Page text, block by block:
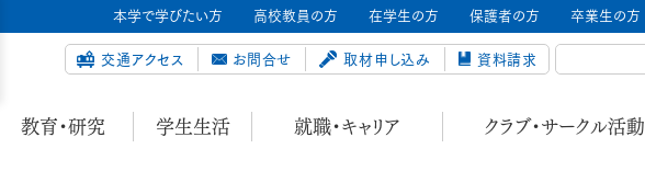
本学で学びたい方 高校教員の方 在学生の方 保護者の方 卒業生の方
教育・研究 学生生活 就職・キャリア クラブ・サークル活動
交通アクセス お問合せ 取材申し込み 資料請求